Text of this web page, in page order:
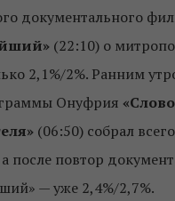
документального
(22:10) о
2,1%/2%. Ранним
Онуфрия «Слово
(06:50) собрал
после повтор
— уже 2,4%/2,7%.